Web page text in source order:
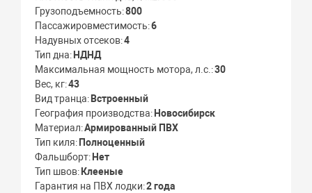
Грузоподъемность 800
Пассажировместимость 6
Надувных отсеков 4
Тип дна НДНД
Максимальная мощность мотора, л.с. 30
Вес, кг 43
Вид транца Встроенный
География производства Новосибирск
Материал Армированный ПВХ
Тип киля Полноценный
Фальшборт Нет
Тип швов Клееные
Гарантия на ПВХ лодки 2 года